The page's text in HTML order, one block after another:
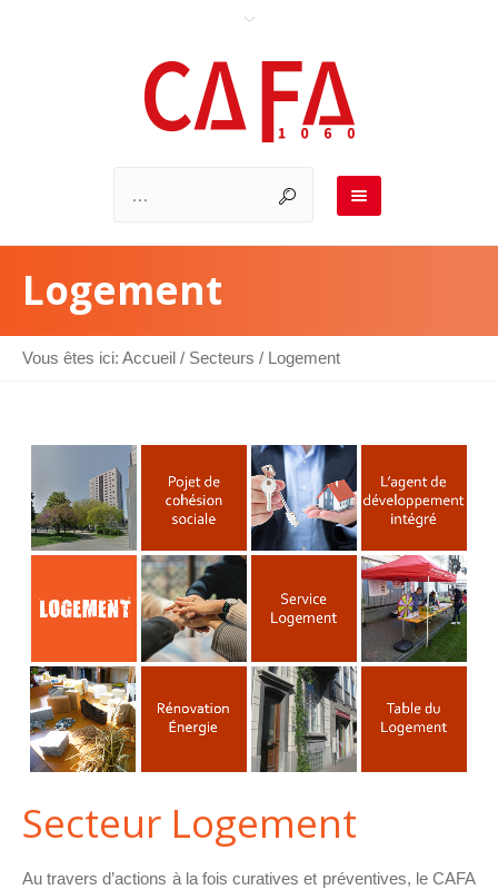
Logement
Vous êtes ici: Accueil / Secteurs / Logement
Secteur Logement
Au travers d’actions à la fois curatives et préventives, le CAFA